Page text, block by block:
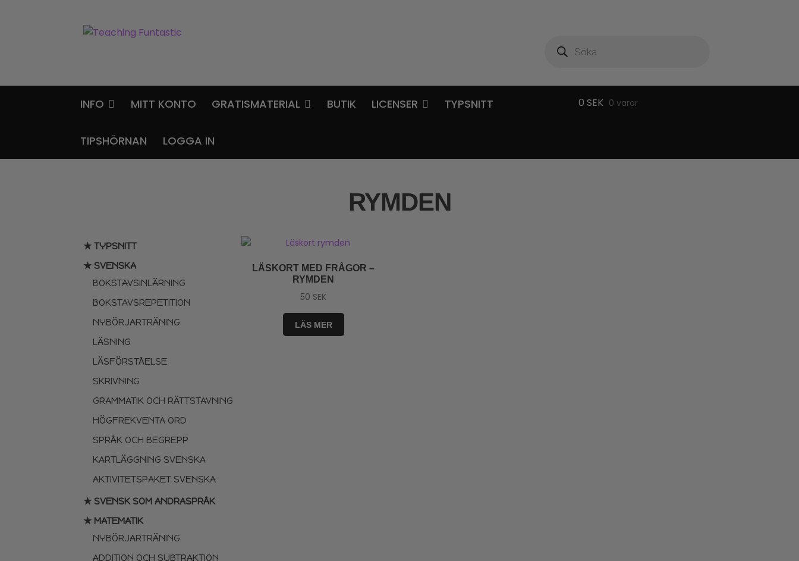
Hoppa
Gå
INFO MITT KONTO GRATISMATERIAL BUTIK LICENSER TYPSNITT
TIPSHÖRNAN LOGGA IN
0 SEK 0 varor
RYMDEN
★ TYPSNITT
★ SVENSKA
BOKSTAVSINLÄRNING
BOKSTAVSREPETITION
NYBÖRJARTRÄNING
LÄSNING
LÄSFÖRSTÅELSE
SKRIVNING
GRAMMATIK OCH RÄTTSTAVNING
HÖGFREKVENTA ORD
SPRÅK OCH BEGREPP
KARTLÄGGNING SVENSKA
AKTIVITETSPAKET SVENSKA
★ SVENSK SOM ANDRASPRÅK
★ MATEMATIK
NYBÖRJARTRÄNING
ADDITION OCH SUBTRAKTION
LÄSKORT MED FRÅGOR –
RYMDEN
50 SEK
LÄS MER